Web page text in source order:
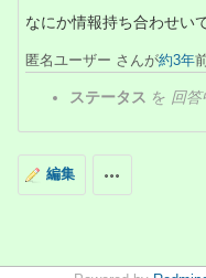
なにか情報持ち合わせい
匿名ユーザー さんが約3年
ステータス を 回答
編集